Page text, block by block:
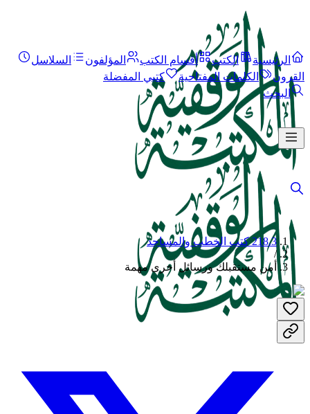
الرئيسية الكتب أقسام الكتب المؤلفون
السلاسل
القرون
الكلمات المفتاحية
كتبي المفضلة
البحث
218.3 كتب الخطب والمساجد
/
أمن مستقبلك ورسائل أخرى مهمة